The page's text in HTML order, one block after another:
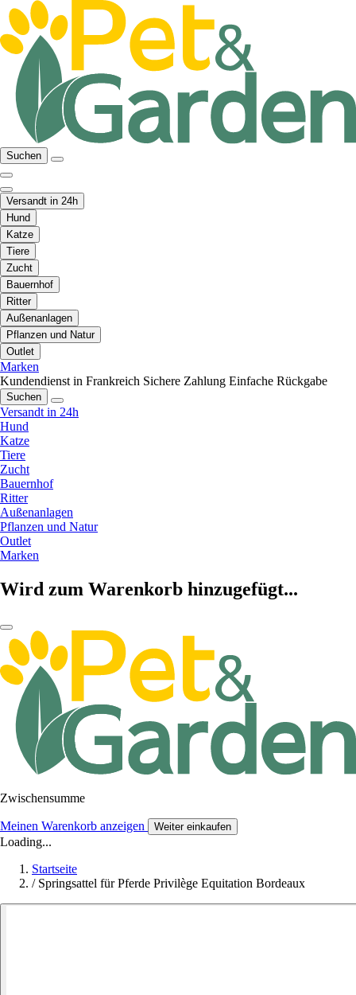
Suchen
Versandt in 24h
Hund
Katze
Tiere
Zucht
Bauernhof
Ritter
Außenanlagen
Pflanzen und Natur
Outlet
Marken
Kundendienst in Frankreich Sichere Zahlung Einfache Rückgabe
Suchen
Versandt in 24h
Hund
Katze
Tiere
Zucht
Bauernhof
Ritter
Außenanlagen
Pflanzen und Natur
Outlet
Marken
Wird zum Warenkorb hinzugefügt...
Zwischensumme
Meinen Warenkorb anzeigen Weiter einkaufen
Loading...
Startseite
/ Springsattel für Pferde Privilège Equitation Bordeaux